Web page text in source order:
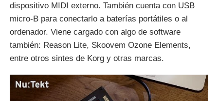
dispositivo MIDI externo. También cuenta con USB
micro-B para conectarlo a baterías portátiles o al
ordenador. Viene cargado con algo de software
también: Reason Lite, Skoovem Ozone Elements,
entre otros sintes de Korg y otras marcas.